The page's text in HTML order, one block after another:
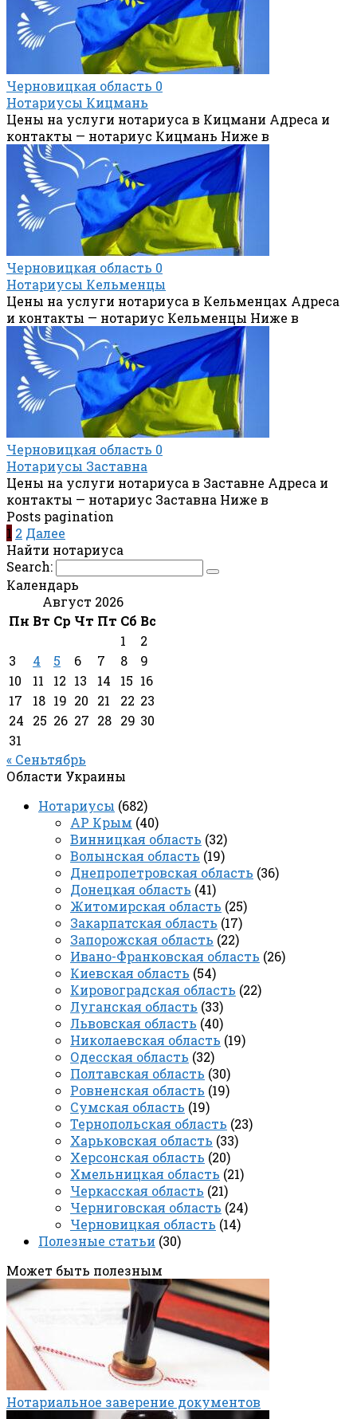
Черновицкая область 0
Нотариусы Кицмань
Цены на услуги нотариуса в Кицмани Адреса и
контакты — нотариус Кицмань Ниже в
Черновицкая область 0
Нотариусы Кельменцы
Цены на услуги нотариуса в Кельменцах Адреса
и контакты — нотариус Кельменцы Ниже в
Черновицкая область 0
Нотариусы Заставна
Цены на услуги нотариуса в Заставне Адреса и
контакты — нотариус Заставна Ниже в
Posts pagination
1 2 Далее
Найти нотариуса
Search:
Календарь
Август 2026
Пн Вт Ср Чт Пт Сб Вс
1
2
3
4 5 6 7 8
9
10
11 12 13 14 15 16
17
18 19 20 21 22 23
24
25 26 27 28 29 30
31
« Сеньтябрь
Области Украины
Нотариусы (682)
АР Крым (40)
Винницкая область (32)
Волынская область (19)
Днепропетровская область (36)
Донецкая область (41)
Житомирская область (25)
Закарпатская область (17)
Запорожская область (22)
Ивано-Франковская область (26)
Киевская область (54)
Кировоградская область (22)
Луганская область (33)
Львовская область (40)
Николаевская область (19)
Одесская область (32)
Полтавская область (30)
Ровненская область (19)
Сумская область (19)
Тернопольская область (23)
Харьковская область (33)
Херсонская область (20)
Хмельницкая область (21)
Черкасская область (21)
Черниговская область (24)
Черновицкая область (14)
Полезные статьи (30)
Может быть полезным
Нотариальное заверение документов